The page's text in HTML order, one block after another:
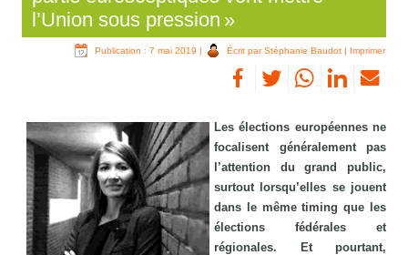
l’Union sous pression »
Publication : 7 mai 2019 | Écrit par Stéphanie Baudot| Imprimer
Les élections européennes ne
focalisent généralement pas
l’attention du grand public,
surtout lorsqu’elles se jouent
dans le même timing que les
élections fédérales et
régionales. Et pourtant,